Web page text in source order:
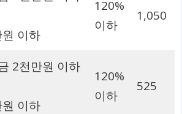
이하
120%
이하
1,050
2천만원 이하
이하
120%
이하
525